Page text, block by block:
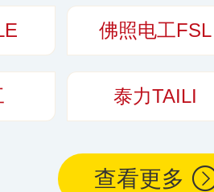
国范围内设有一
佛照电工FSL
泰力TAILI
查看更多